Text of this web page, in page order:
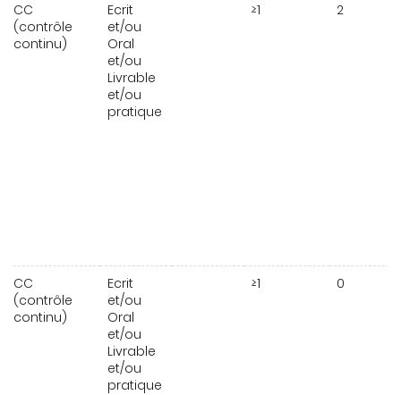
CC
(contrôle
continu)
Ecrit
et/ou
Oral
et/ou
Livrable
et/ou
pratique
≥1 2
CC
(contrôle
continu)
Ecrit
et/ou
Oral
et/ou
Livrable
et/ou
pratique
≥1 0